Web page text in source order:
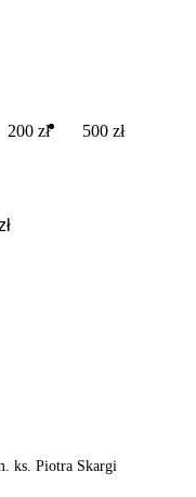
200 zł 500 zł
ks. Piotra Skargi